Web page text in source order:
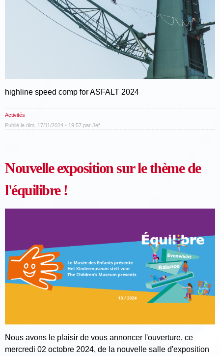
highline speed comp for ASFALT 2024
Activités
Publié le dim, 17/11/2024 - 19:57 par Jef
Nouvelle exposition sur le thème de
l'équilibre !
Nous avons le plaisir de vous annoncer l'ouverture, ce
mercredi 02 octobre 2024, de la nouvelle salle d'exposition